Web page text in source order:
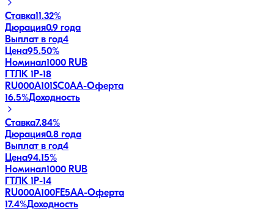
Ставка11.32%
Дюрация0.9 года
Выплат в год4
Цена95.50%
Номинал1000 RUB
ГТЛК 1P-18
RU000A101SC0AA-Оферта
16.5%Доходность
Ставка7.84%
Дюрация0.8 года
Выплат в год4
Цена94.15%
Номинал1000 RUB
ГТЛК 1P-14
RU000A100FE5AA-Оферта
17.4%Доходность